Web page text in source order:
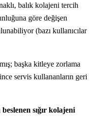
balık kolajeni tercih
göre değişen
(bazı kullanıcılar
başka kitleye zorlama
servis kullananların geri
sığır kolajeni